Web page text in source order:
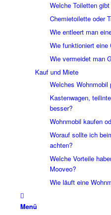
Welche Toiletten
Chemietoilette oder
Wie entleert man
Wie funktioniert eine
Wie vermeidet man
Kauf und Miete
Welches
Kastenwagen,
besser?
Wohnmobil kaufen
Worauf sollte ich
achten?
Welche Vorteile
Mooveo?
Wie läuft eine
Menü